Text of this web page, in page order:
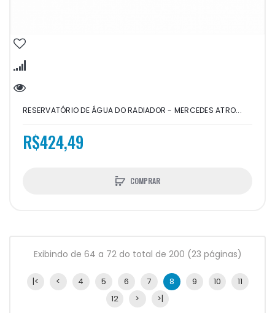
RESERVATÓRIO DE ÁGUA DO RADIADOR - MERCEDES ATRO...
R$424,49
COMPRAR
Exibindo de 64 a 72 do total de 200 (23 páginas)
|< < 4 5 6 7 8 9 10
11
12
> >|